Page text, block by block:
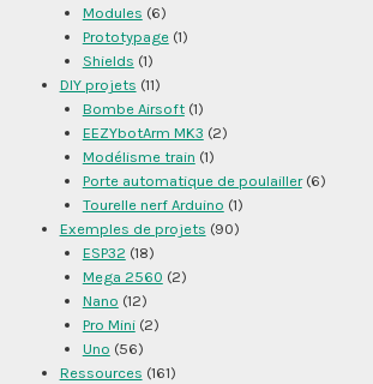
Modules (6)
Prototypage(1)
Shields (1)
DIY projets (11)
Bombe Airsoft(1)
EEZYbotArm MK3 (2)
Modélisme train (1)
Porte automatique de poulailler(6)
Tourelle nerf Arduino (1)
Exemples de projets (90)
ESP32 (18)
Mega 2560 (2)
Nano (12)
Pro Mini(2)
Uno (56)
Ressources (161)